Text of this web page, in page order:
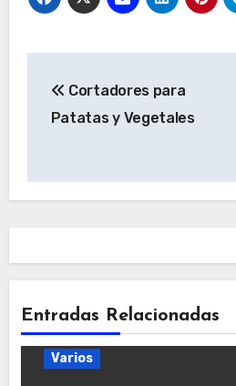
de
Cortadores para
Patatas y Vegetales
Entradas Relacionadas
Varios